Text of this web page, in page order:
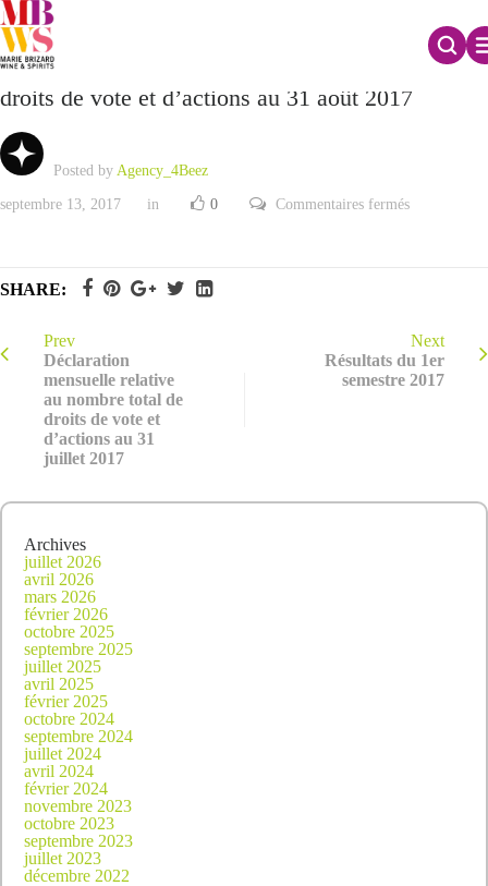
Déclaration mensuelle relative au nombre total de
droits de vote et d’actions au 31 août 2017
Posted by Agency_4Beez
septembre 13, 2017 in 0 Commentaires ferméssur
de
vote
et
d’actions
SHARE:
Prev
Déclaration
mensuelle relative
au nombre total de
droits de vote et
d’actions au 31
juillet 2017
Next
Résultats du 1er
semestre 2017
Archives
juillet 2026
avril 2026
mars 2026
février 2026
octobre 2025
septembre 2025
juillet 2025
avril 2025
février 2025
octobre 2024
septembre 2024
juillet 2024
avril 2024
février 2024
novembre 2023
octobre 2023
septembre 2023
juillet 2023
décembre 2022